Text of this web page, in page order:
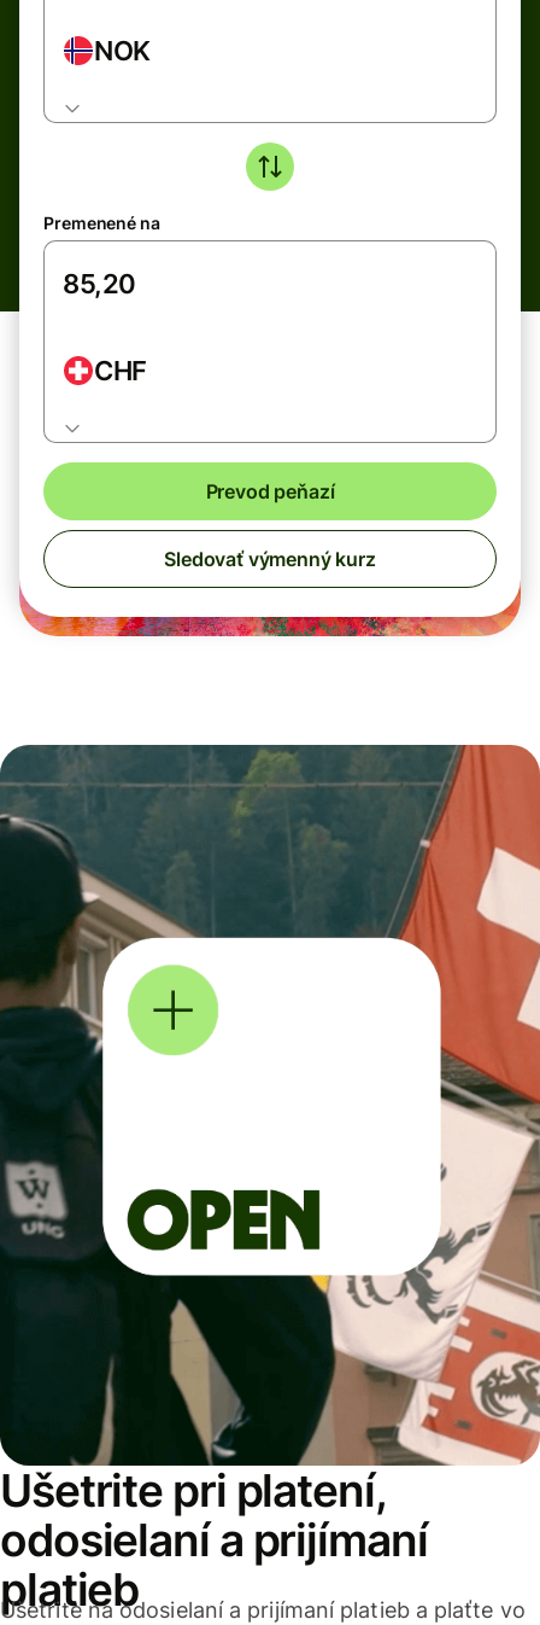
NOK
Premenené na
CHF
Prevod peňazí
Sledovať výmenný kurz
Ušetrite pri platení,
odosielaní a prijímaní
platieb
Ušetrite na odosielaní a prijímaní platieb a plaťte vo